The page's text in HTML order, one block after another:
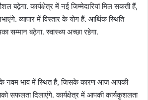
बढ़ेगा. कार्यक्षेत्र में नई जिम्मेदारियां मिल सकती हैं,
व्यापार में विस्तार के योग हैं. आर्थिक स्थिति
सम्मान बढ़ेगा. स्वास्थ्य अच्छा रहेगा.
नवम भाव में स्थित हैं, जिसके कारण आज आपकी
दिलाएंगे. कार्यक्षेत्र में आपकी कार्यकुशलता